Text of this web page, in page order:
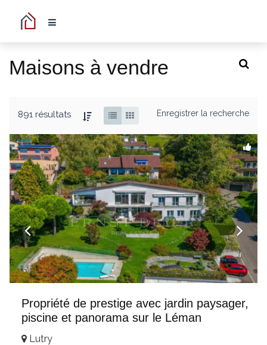
Maisons à vendre
891 résultats Enregistrer la recherche
Propriété de prestige avec jardin paysager,
piscine et panorama sur le Léman
Lutry